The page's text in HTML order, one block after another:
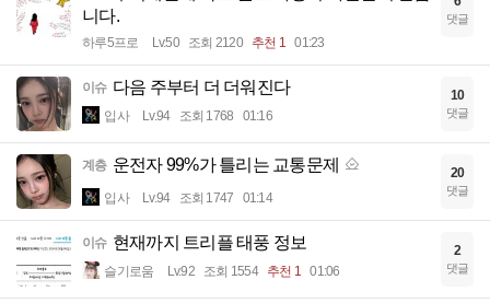
니다.
하루5프로 Lv.50 조회 2120 추천 1 01:23
댓글
이슈 다음 주부터 더 더워진다
입사 Lv.94 조회 1768 01:16
10
댓글
계층 운전자 99%가 틀리는 교통문제
입사 Lv.94 조회 1747 01:14
20
댓글
이슈 현재까지 트리플 태풍 정보
슬기로움 Lv.92 조회 1554 추천 1 01:06
2
댓글